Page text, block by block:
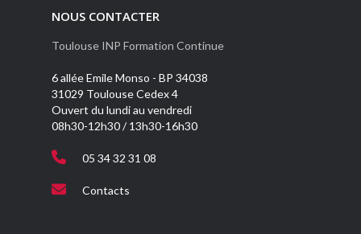
NOUS CONTACTER
Toulouse INP Formation Continue
6 allée Emile Monso - BP 34038
31029 Toulouse Cedex 4
Ouvert du lundi au vendredi
08h30-12h30 / 13h30-16h30
05 34 32 31 08
Contacts